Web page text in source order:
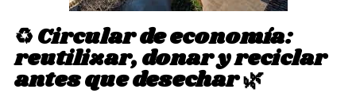
♻️ Circular de economía:
reutilizar, donar y reciclar
antes que desechar 🌿